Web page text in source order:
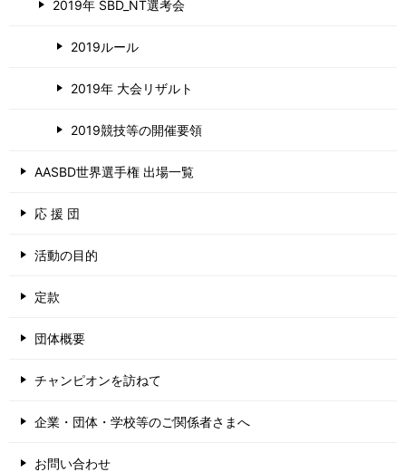
2019年 SBD_NT選考会
2019ルール
2019年 大会リザルト
2019競技等の開催要領
AASBD世界選手権 出場一覧
応 援 団
活動の目的
定款
団体概要
チャンピオンを訪ねて
企業・団体・学校等のご関係者さまへ
お問い合わせ